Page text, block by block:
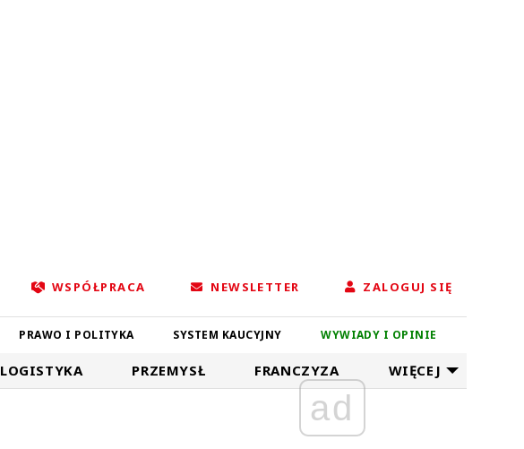
WSPÓŁPRACA NEWSLETTER ZALOGUJ SIĘ
PRAWO I POLITYKA SYSTEM KAUCYJNY WYWIADY I OPINIE
LOGISTYKA PRZEMYSŁ FRANCZYZA WIĘCEJ
ad